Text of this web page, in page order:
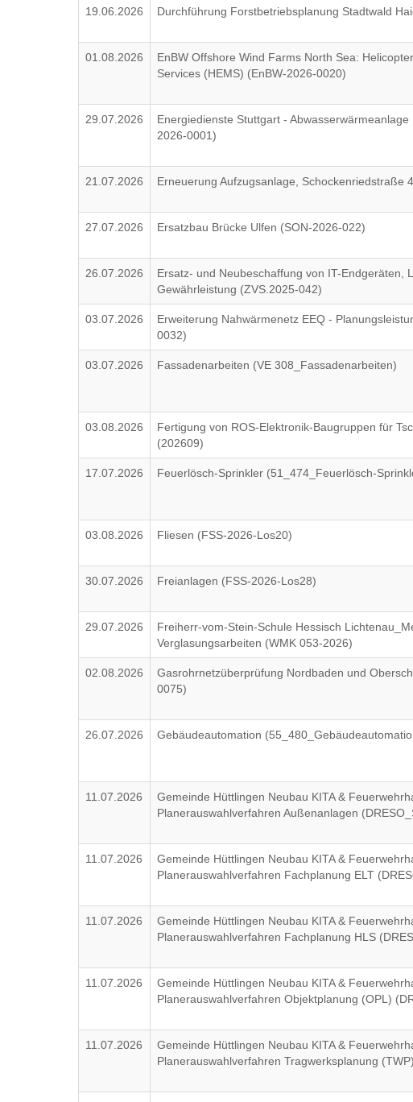
19.06.2026 Durchführung Forstbetriebsplanung Stadtwald
01.08.2026
EnBW Offshore Wind Farms North Sea:
Services (HEMS) (EnBW-2026-0020)
29.07.2026
Energiedienste Stuttgart -
2026-0001)
21.07.2026 Erneuerung Aufzugsanlage, Schockenriedstraße
27.07.2026 Ersatzbau Brücke Ulfen (SON-2026-022)
26.07.2026
Ersatz- und Neubeschaffung von IT-Endgeräten,
Gewährleistung (ZVS.2025-042)
03.07.2026
Erweiterung Nahwärmenetz EEQ -
0032)
03.07.2026 Fassadenarbeiten (VE 308_Fassadenarbeiten)
03.08.2026
Fertigung von ROS-Elektronik-Baugruppen für
(202609)
17.07.2026 Feuerlösch-Sprinkler (51_474_Feuerlösch-
03.08.2026 Fliesen (FSS-2026-Los20)
30.07.2026 Freianlagen (FSS-2026-Los28)
29.07.2026
Freiherr-vom-Stein-Schule Hessisch
Verglasungsarbeiten (WMK 053-2026)
02.08.2026
Gasrohrnetzüberprüfung Nordbaden und
0075)
26.07.2026 Gebäudeautomation
11.07.2026
Gemeinde Hüttlingen Neubau KITA &
Planerauswahlverfahren Außenanlagen
11.07.2026
Gemeinde Hüttlingen Neubau KITA &
Planerauswahlverfahren Fachplanung ELT
11.07.2026
Gemeinde Hüttlingen Neubau KITA &
Planerauswahlverfahren Fachplanung HLS
11.07.2026
Gemeinde Hüttlingen Neubau KITA &
Planerauswahlverfahren Objektplanung (OPL)
11.07.2026
Gemeinde Hüttlingen Neubau KITA &
Planerauswahlverfahren Tragwerksplanung